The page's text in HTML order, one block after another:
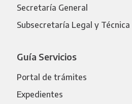
Secretaría General
Subsecretaría Legal y Técnica
Guía Servicios
Portal de trámites
Expedientes